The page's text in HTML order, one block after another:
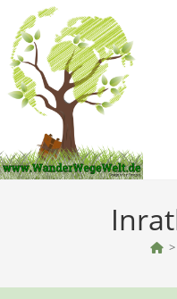
Inhalt
springen
>